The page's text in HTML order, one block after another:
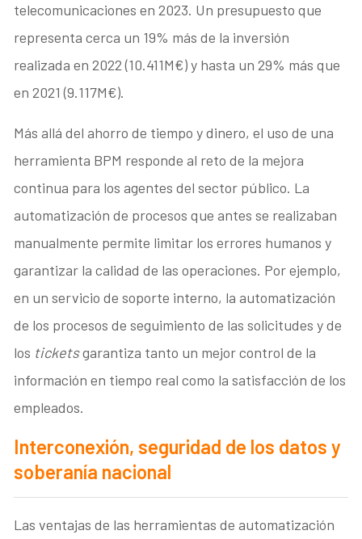
telecomunicaciones en 2023. Un presupuesto que
representa cerca un 19% más de la inversión
realizada en 2022 (10.411M€) y hasta un 29% más que
en 2021 (9.117M€).
Más allá del ahorro de tiempo y dinero, el uso de una
herramienta BPM responde al reto de la mejora
continua para los agentes del sector público. La
automatización de procesos que antes se realizaban
manualmente permite limitar los errores humanos y
garantizar la calidad de las operaciones. Por ejemplo,
en un servicio de soporte interno, la automatización
de los procesos de seguimiento de las solicitudes y de
los ticketsgarantiza tanto un mejor control de la
información en tiempo real como la satisfacción de los
empleados.
Interconexión, seguridad de los datos y
soberanía nacional
Las ventajas de las herramientas de automatización